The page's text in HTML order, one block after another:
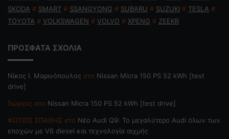
SKODA # SMART # SSANGYONG # SUBARU # SUZUKI # TESLA #
TOYOTA # VOLKSWAGEN # VOLVO # XPENG # ZEEKR
ΠΡΟΣΦΑΤΑ ΣΧΟΛΙΑ
Nίκος Ι. Mαρινόπουλος στο Nissan Micra 150 PS 52 kWh [test
drive]
Γιώργος στο Nissan Micra 150 PS 52 kWh [test drive]
ΦΩΤΙΟΣ ΣΠΑΘΗΣ στο Νέο Audi Q9: Το μεγαλύτερο Audi όλων των
εποχών με V6 diesel και τεχνολογία αιχμής